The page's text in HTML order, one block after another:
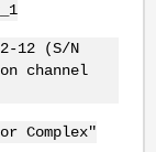
12 (S/N
on channel